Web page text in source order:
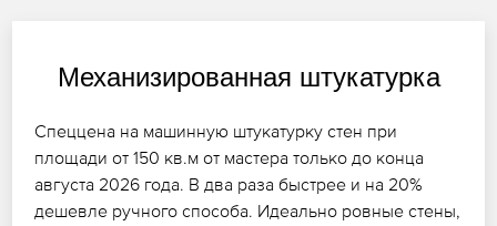
Механизированная штукатурка
Спеццена на машинную штукатурку стен при
площади от 150 кв.м от мастера только до конца
августа 2026 года. В два раза быстрее и на 20%
дешевле ручного способа. Идеально ровные стены,